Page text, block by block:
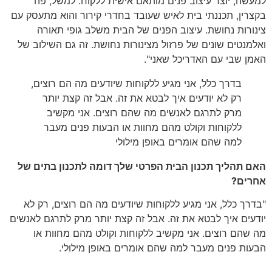
בקצרין, תכננתי בית לאיש שעובד בחדרי קירור והוא מתעסק עם
צינורות נחושת. עיצוב הפנים של הבית משלב גופי תאורה
ואלמנטים שונים של פרזול מצינורות נחושת. זה גם השילוב של
האמן שבי עם האדריכל שאני".
בדרך כלל, אני מגיע ללקוחות שיודעים מה הם רוצים,
רק לא יודעים איך לבטא את זה. אבל זה קצת יותר
מרק לתרגם לאנשים מה שהם רוצים. אני מקשיב
ללקוחות וקולט מהם מחוות או הבעות פנים מעבר
למה שהם אומרים באופן מילולי
האם תהליך תכנון הבית הפרטי שלך דומה לתכנון בתים של
אחרים?
"בדרך כלל, אני מגיע ללקוחות שיודעים מה הם רוצים, רק לא
יודעים איך לבטא את זה. אבל זה קצת יותר מרק לתרגם לאנשים
מה שהם רוצים. אני מקשיב ללקוחות וקולט מהם מחוות או
הבעות פנים מעבר למה שהם אומרים באופן מילולי.